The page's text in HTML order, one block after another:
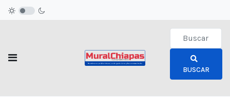
Type 2 or
BUSCAR